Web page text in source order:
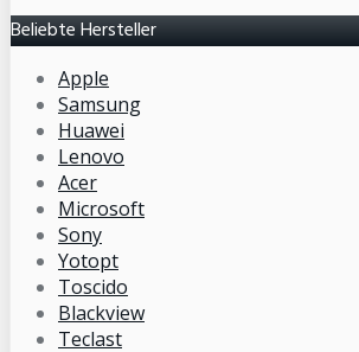
Beliebte Hersteller
Apple
Samsung
Huawei
Lenovo
Acer
Microsoft
Sony
Yotopt
Toscido
Blackview
Teclast